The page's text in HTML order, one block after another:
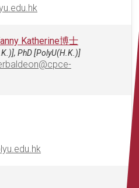
Katherine博士
PhD [PolyU(H.K.)]